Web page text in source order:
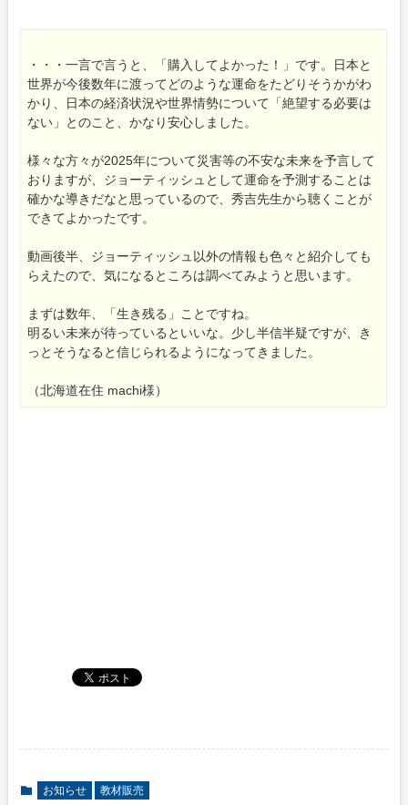
・・・一言で言うと、「購入してよかった！」です。日本と
世界が今後数年に渡ってどのような運命をたどりそうかがわ
かり、日本の経済状況や世界情勢について「絶望する必要は
ない」とのこと、かなり安心しました。
様々な方々が2025年について災害等の不安な未来を予言して
おりますが、ジョーティッシュとして運命を予測することは
確かな導きだなと思っているので、秀吉先生から聴くことが
できてよかったです。
動画後半、ジョーティッシュ以外の情報も色々と紹介しても
らえたので、気になるところは調べてみようと思います。
まずは数年、「生き残る」ことですね。
明るい未来が待っているといいな。少し半信半疑ですが、き
っとそうなると信じられるようになってきました。
（北海道在住 machi様）
お知らせ 教材販売